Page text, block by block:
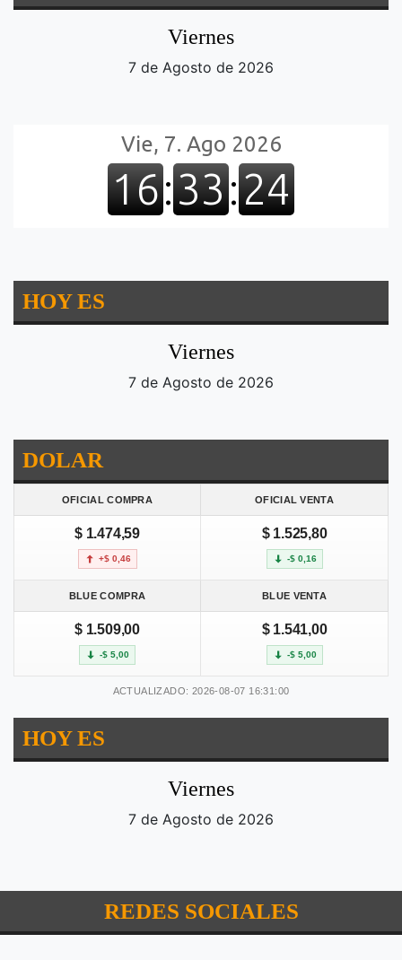
Viernes
7 de Agosto de 2026
HOY ES
Viernes
7 de Agosto de 2026
DOLAR
OFICIAL COMPRA OFICIAL VENTA
$ 1.474,59
+$ 0,46
$ 1.525,80
-$ 0,16
BLUE COMPRA BLUE VENTA
$ 1.509,00
-$ 5,00
$ 1.541,00
-$ 5,00
ACTUALIZADO: 2026-08-07 16:31:00
HOY ES
Viernes
7 de Agosto de 2026
REDES SOCIALES